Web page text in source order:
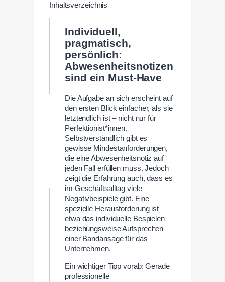
Inhaltsverzeichnis
Individuell,
pragmatisch,
persönlich:
Abwesenheitsnotizen
sind ein Must-Have
Die Aufgabe an sich erscheint auf
den ersten Blick einfacher, als sie
letztendlich ist – nicht nur für
Perfektionist*innen.
Selbstverständlich gibt es
gewisse Mindestanforderungen,
die eine Abwesenheitsnotiz auf
jeden Fall erfüllen muss. Jedoch
zeigt die Erfahrung auch, dass es
im Geschäftsalltag viele
Negativbeispiele gibt. Eine
spezielle Herausforderung ist
etwa das individuelle Bespielen
beziehungsweise Aufsprechen
einer Bandansage für das
Unternehmen.
Ein wichtiger Tipp vorab: Gerade
professionelle